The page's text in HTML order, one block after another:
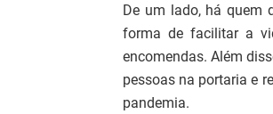
De um lado, há quem
forma de facilitar a
encomendas. Além
pessoas na portaria e
pandemia.